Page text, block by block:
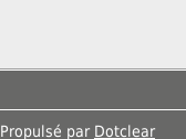
Propulsé par Dotclear